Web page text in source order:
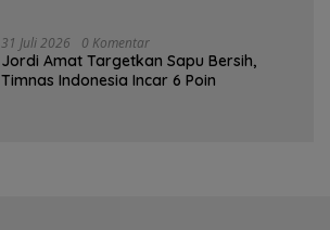
31 Juli 2026 0 Komentar
Jordi Amat Targetkan Sapu Bersih,
Timnas Indonesia Incar 6 Poin